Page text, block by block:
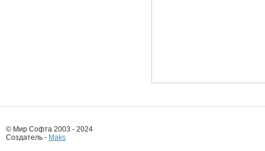
© Мир Софта 2003 - 2024
Создатель - Maks